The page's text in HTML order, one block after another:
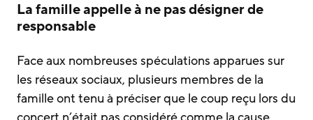
La famille appelle à ne pas désigner de
responsable
Face aux nombreuses spéculations apparues sur
les réseaux sociaux, plusieurs membres de la
famille ont tenu à préciser que le coup reçu lors du